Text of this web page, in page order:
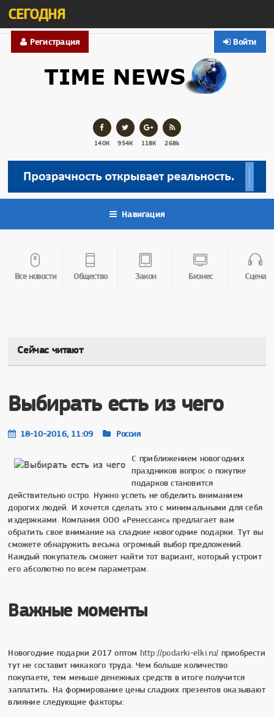
СЕГОДНЯ
Войти
Регистрация
140К 954К 118К 268k
Навигация
Все новости Общество Закон Бизнес Сцена
Сейчас читают
Выбирать есть из чего
18-10-2016, 11:09 Россия
С приближением новогодних
праздников вопрос о покупке
подарков становится
действительно остро. Нужно успеть не обделить вниманием
дорогих людей. И хочется сделать это с минимальными для себя
издержками. Компания ООО «Ренессанс» предлагает вам
обратить свое внимание на сладкие новогодние подарки. Тут вы
сможете обнаружить весьма огромный выбор предложений.
Каждый покупатель сможет найти тот вариант, который устроит
его абсолютно по всем параметрам.
Важные моменты
Новогодние подарки 2017 оптом http://podarki-elki.ru/ приобрести
тут не составит никакого труда. Чем больше количество
покупаете, тем меньше денежных средств в итоге получится
заплатить. На формирование цены сладких презентов оказывают
влияние следующие факторы: